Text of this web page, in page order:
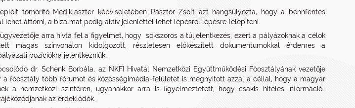
tömörítő Mediklaszter képviseletében Pásztor Zsolt azt hangsúlyozta, hogy a bennfentes
lehet áttörni, a bizalmat pedig aktív jelenléttel lehet lépésről lépésre felépíteni.
ügyvezetője arra hívta fel a figyelmet, hogy sokszoros a túljelentkezés, ezért a pályázóknak a célok
magas színvonalon kidolgozott, részletesen előkészített dokumentumokkal érdemes a
pozíciókra jelentkezniük.
dr. Schenk Borbála, az NKFI Hivatal Nemzetközi Együttműködési Főosztályának vezetője
főosztály több fórumot és közösségimédia-felületet is megnyitott azzal a céllal, hogy a magyar
a nemzetközi szintéren, ugyanakkor arra is figyelmeztetett, hogy csakis hiteles információ-
az érdeklődők.